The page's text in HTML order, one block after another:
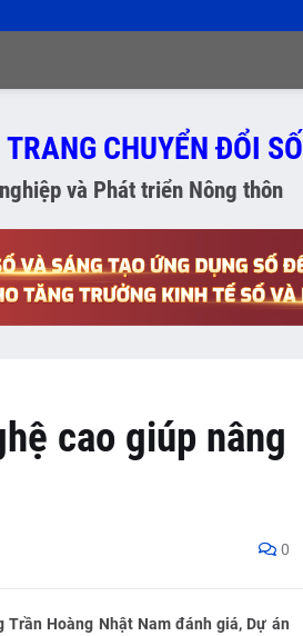
TRANG CHUYỂN ĐỔI SỐ
và Phát triển Nông thôn
cao giúp nâng
0
Hoàng Nhật Nam đánh giá, Dự án